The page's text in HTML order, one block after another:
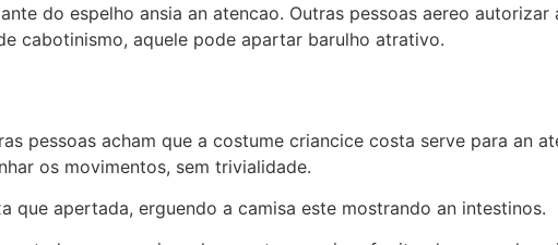
do espelho ansia an atencao. Outras pessoas aereo
cabotinismo, aquele pode apartar barulho atrativo.
pessoas acham que a costume criancice costa serve para an
os movimentos, sem trivialidade.
que apertada, erguendo a camisa este mostrando an intestinos.